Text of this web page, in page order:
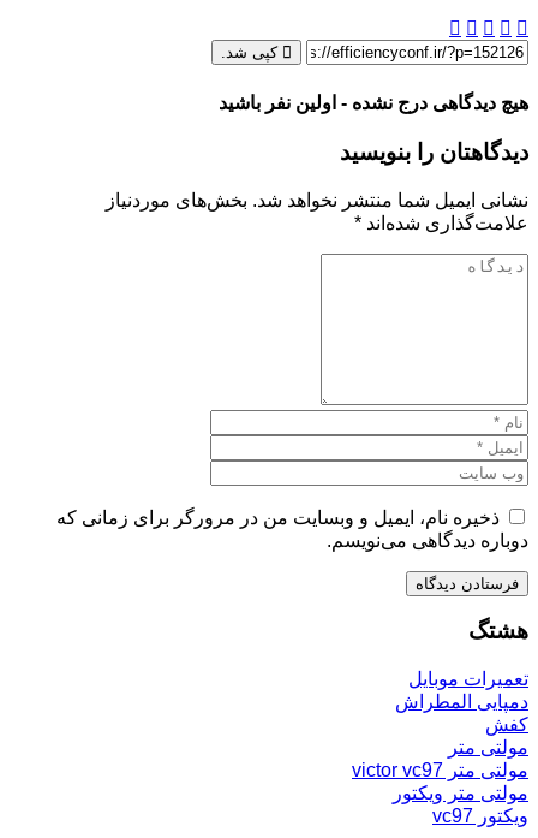
کپی شد.
هیچ دیدگاهی درج نشده - اولین نفر باشید
دیدگاهتان را بنویسید
نشانی ایمیل شما منتشر نخواهد شد. بخش‌های موردنیاز
علامت‌گذاری شده‌اند *
ذخیره نام، ایمیل و وبسایت من در مرورگر برای زمانی که
دوباره دیدگاهی می‌نویسم.
هشتگ
تعمیرات موبایل
دمپایی المطراش
کفش
مولتی متر
مولتی متر victor vc97
مولتی متر ویکتور
ویکتور vc97